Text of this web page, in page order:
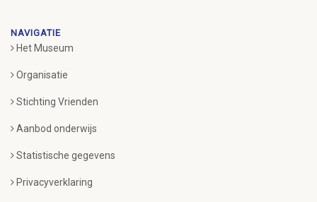
NAVIGATIE
Het Museum
Organisatie
Stichting Vrienden
Aanbod onderwijs
Statistische gegevens
Privacyverklaring